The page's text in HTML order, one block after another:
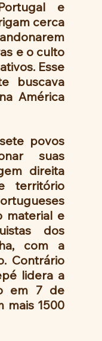
e
cerca
e o culto
Esse
buscava
América
povos
suas
direita
território
material e
dos
com a
Contrário
lidera a
em 7 de
mais 1500